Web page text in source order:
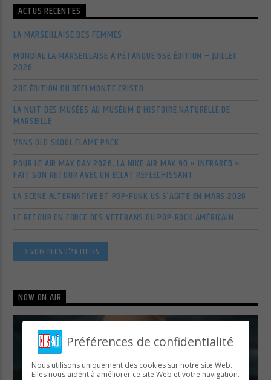
Cuts Electro
Cuts Afro
ACTUS RÉCENTES
LA MARSEILLAISE DES FEMMES
MONDIAL LA MARSEILLAISE À PÉTANQUE 65E ÉDITION – JUILLET
2026
28E ÉDITION DU DÉFI MONTE CRISTO
LA NUIT DES MUSÉES AU MUSÉUM D’HISTOIRE NATURELLE DE
MARSEILLE
VANS OLD SKOOL FLAME PACK
POUR LE AIR MAX DAY 2026, LA NIKE AIR MAX 90 « INFRARED »
FAIT SON RETOUR AVEC UN ÉCLAT RÉFLÉCHISSANT
LA SCÈNE ALTERNATIVE ET POP-PUNK US S’AGITE EN MARS 2026
LE RETOUR EN FORCE DES VÉTÉRANS DU POP-ROCK AMÉRICAIN
VOIR PLUS D'ARTICLES
NOW ON AIR
Préférences de confidentialité
Nous utilisons uniquement des cookies sur notre site Web.
Elles nous aident à améliorer ce site Web et votre navigation.